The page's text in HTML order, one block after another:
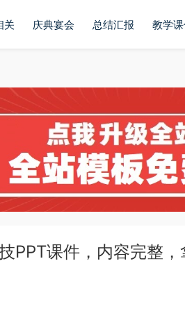
关 庆典宴会 总结汇报 教学
PPT课件，内容完整，